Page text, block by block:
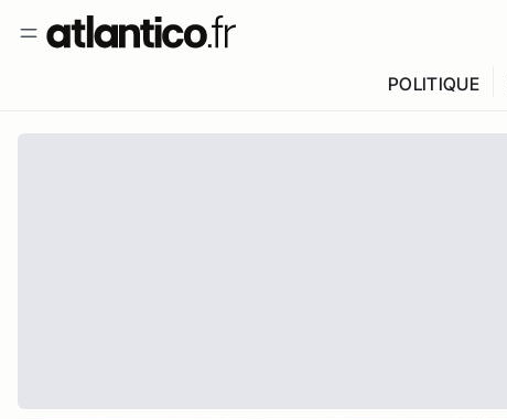
POLITIQUE